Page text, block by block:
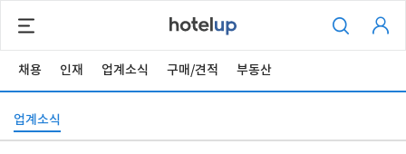
채용 인재 업계소식 구매/견적 부동산
업계소식